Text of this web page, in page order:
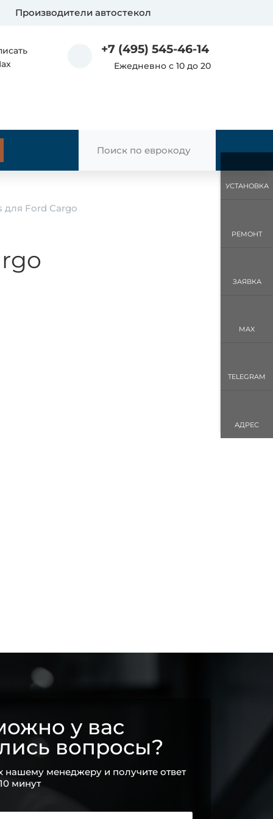
Производители автостекол
+7 (495) 545-46-14
Ежедневно с 10 до 20
для Ford Cargo
у вас
вопросы?
нашему менеджеру и получите ответ
минут
УСТАНОВКА
РЕМОНТ
ЗАЯВКА
MAX
TELEGRAM
АДРЕС